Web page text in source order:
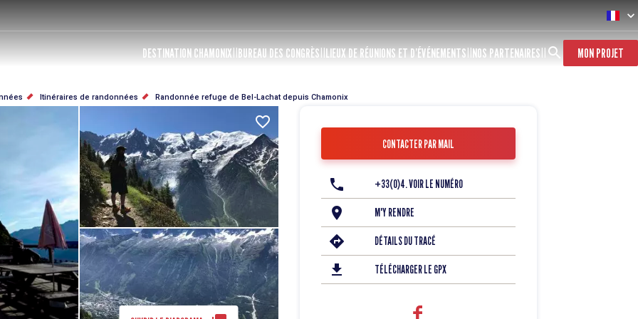
DESTINATION CHAMONIX BUREAU DES CONGRÈS LIEUX DE RÉUNIONS ET D’ÉVÉNEMENTS NOS PARTENAIRES MON PROJET
Itinéraires de randonnées Randonnée refuge de Bel-Lachat depuis Chamonix
CONTACTER PAR MAIL
+33(0)4. VOIR LE NUMÉRO
M'Y RENDRE
DÉTAILS DU TRACÉ
TÉLÉCHARGER LE GPX